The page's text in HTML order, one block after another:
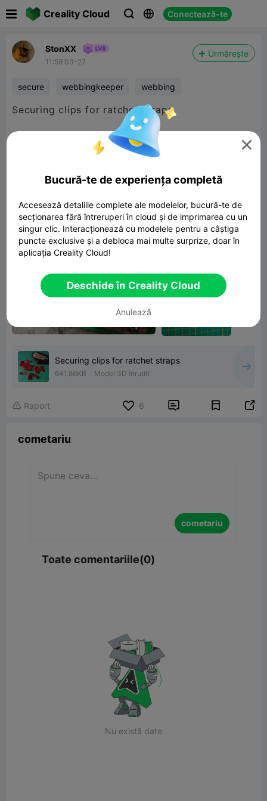
Creality Cloud   Conectează-te
StonXX
11:59 03-27
Urmărește
secure webbingkeeper webbing
Securing clips for ratchet straps
They are simply inserted and secure the
webbing before it unwinds.
Securing clips for ratchet straps
641.86KB Model 3D înrudit
 Raport 6  
cometariu
cometariu
Toate comentariile(0)
Nu există date

Bucură-te de experiența completă
Accesează detaliile complete ale modelelor, bucură-te de
secționarea fără întreruperi în cloud și de imprimarea cu un
singur clic. Interacționează cu modelele pentru a câștiga
puncte exclusive și a debloca mai multe surprize, doar în
aplicația Creality Cloud!
Deschide în Creality Cloud
Anulează